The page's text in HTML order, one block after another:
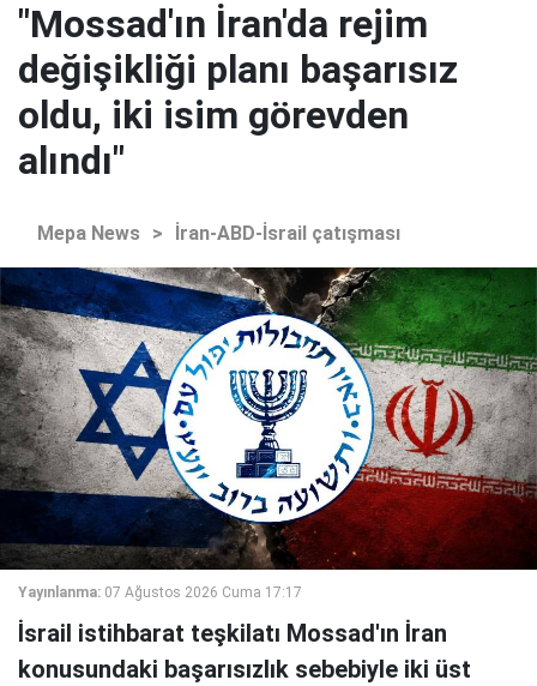
"Mossad'ın İran'da rejim
değişikliği planı başarısız
oldu, iki isim görevden
alındı"
Mepa News > İran-ABD-İsrail çatışması
Yayınlanma: 07 Ağustos 2026 Cuma 17:17
İsrail istihbarat teşkilatı Mossad'ın İran
konusundaki başarısızlık sebebiyle iki üst